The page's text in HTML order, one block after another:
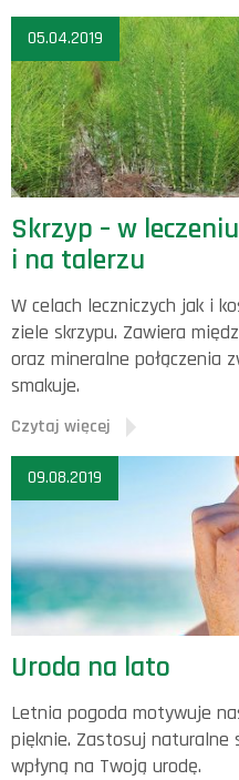
05.04.2019
Skrzyp – w
i na talerzu
W celach leczniczych jak i
ziele skrzypu. Zawiera
oraz mineralne połączenia
smakuje.
Czytaj więcej
09.08.2019
Uroda na lato
Letnia pogoda motywuje
pięknie. Zastosuj naturalne
wpłyną na Twoją urodę.